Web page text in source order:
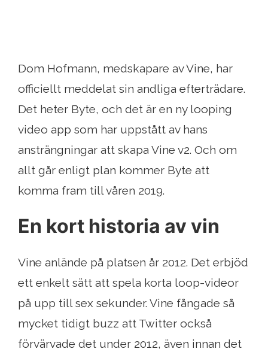
Dom Hofmann, medskapare av Vine, har
officiellt meddelat sin andliga efterträdare.
Det heter Byte, och det är en ny looping
video app som har uppstått av hans
ansträngningar att skapa Vine v2. Och om
allt går enligt plan kommer Byte att
komma fram till våren 2019.
En kort historia av vin
Vine anlände på platsen år 2012. Det erbjöd
ett enkelt sätt att spela korta loop-videor
på upp till sex sekunder. Vine fångade så
mycket tidigt buzz att Twitter också
förvärvade det under 2012, även innan det